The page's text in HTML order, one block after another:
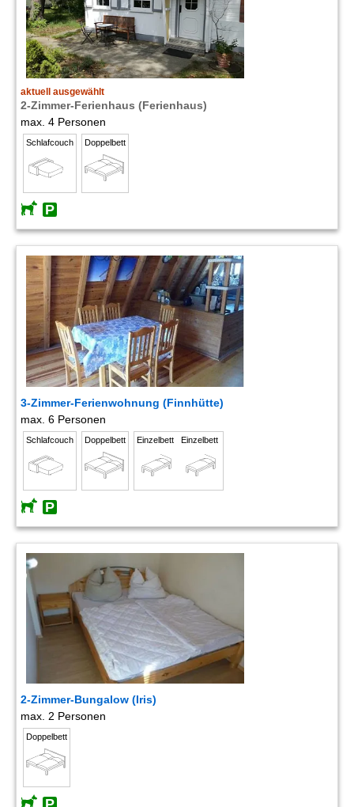
aktuell ausgewählt
2-Zimmer-Ferienhaus (Ferienhaus)
max. 4 Personen
Schlafcouch Doppelbett
3-Zimmer-Ferienwohnung (Finnhütte)
max. 6 Personen
Schlafcouch Doppelbett Einzelbett Einzelbett
2-Zimmer-Bungalow (Iris)
max. 2 Personen
Doppelbett